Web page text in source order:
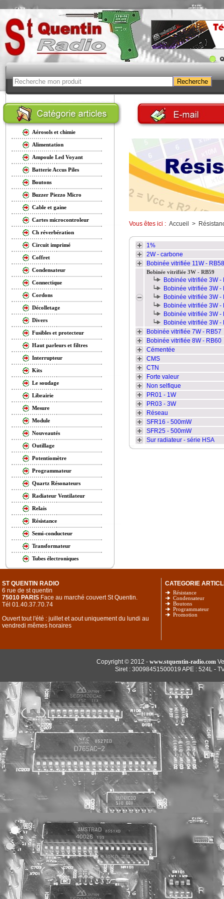
Aérosols et chimie
Alimentation
Ampoule Led Voyant
Batterie Accus Piles
Boutons
Buzzer Piezzo Micro
Cable et gaine
Cartes microcontroleur
Ch réverbération
Circuit imprimé
Coffret
Condensateur
Connectique
Cordons
Décolletage
Divers
Fusibles et protecteur
Haut parleurs et filtres
Interrupteur
Kits
Le soudage
Librairie
Mesure
Module
Nouveautés
Outillage
Potentiomètre
Programmateur
Quartz Résonateurs
Radiateur Ventilateur
Relais
Résistance
Semi-conducteur
Transformateur
Tubes électroniques
Vous êtes ici : Accueil >
1%
2W - carbone
Bobinée vitrifiée 11W - RB58
Bobinée vitrifiée 3W - RB59
Bobinée vitrifiée 3W -
Bobinée vitrifiée 3W -
Bobinée vitrifiée 3W -
Bobinée vitrifiée 3W -
Bobinée vitrifiée 3W -
Bobinée vitrifiée 3W -
Bobinée vitrifiée 7W - RB57
Bobinée vitrifiée 8W - RB60
Cémentée
CMS
CTN
Forte valeur
Non selfique
PR01 - 1W
PR03 - 3W
Réseau
SFR16 - 500mW
SFR25 - 500mW
Sur radiateur - série HSA
ST QUENTIN RADIO
6 rue de st quentin
75010 PARIS Face au marché couvert St Quentin.
Tél 01.40.37.70.74
Ouvert tout l'été : juillet et aout uniquement du lundi au
vendredi mêmes horaires
CATEGORIE
Résistance
Condensateur
Boutons
Programmateur
Promotion
Copyright © 2012 - www.stquentin-radio.com
Siret : 30098451500019 APE : 524L -